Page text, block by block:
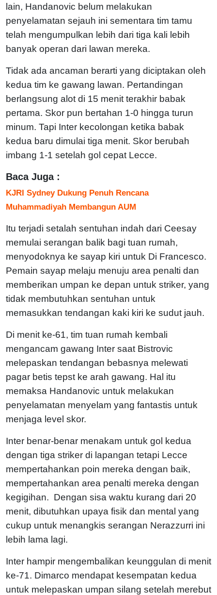
lain, Handanovic belum melakukan
penyelamatan sejauh ini sementara tim tamu
telah mengumpulkan lebih dari tiga kali lebih
banyak operan dari lawan mereka.
Tidak ada ancaman berarti yang diciptakan oleh
kedua tim ke gawang lawan. Pertandingan
berlangsung alot di 15 menit terakhir babak
pertama. Skor pun bertahan 1-0 hingga turun
minum. Tapi Inter kecolongan ketika babak
kedua baru dimulai tiga menit. Skor berubah
imbang 1-1 setelah gol cepat Lecce.
Baca Juga :
KJRI Sydney Dukung Penuh Rencana
Muhammadiyah Membangun AUM
Itu terjadi setalah sentuhan indah dari Ceesay
memulai serangan balik bagi tuan rumah,
menyodoknya ke sayap kiri untuk Di Francesco.
Pemain sayap melaju menuju area penalti dan
memberikan umpan ke depan untuk striker, yang
tidak membutuhkan sentuhan untuk
memasukkan tendangan kaki kiri ke sudut jauh.
Di menit ke-61, tim tuan rumah kembali
mengancam gawang Inter saat Bistrovic
melepaskan tendangan bebasnya melewati
pagar betis tepst ke arah gawang. Hal itu
memaksa Handanovic untuk melakukan
penyelamatan menyelam yang fantastis untuk
menjaga level skor.
Inter benar-benar menakam untuk gol kedua
dengan tiga striker di lapangan tetapi Lecce
mempertahankan poin mereka dengan baik,
mempertahankan area penalti mereka dengan
kegigihan. Dengan sisa waktu kurang dari 20
menit, dibutuhkan upaya fisik dan mental yang
cukup untuk menangkis serangan Nerazzurri ini
lebih lama lagi.
Inter hampir mengembalikan keunggulan di menit
ke-71. Dimarco mendapat kesempatan kedua
untuk melepaskan umpan silang setelah merebut